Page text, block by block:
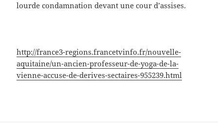
lourde condamnation devant une cour d’assises.
http://france3-regions.francetvinfo.fr/nouvelle-
aquitaine/un-ancien-professeur-de-yoga-de-la-
vienne-accuse-de-derives-sectaires-955239.html